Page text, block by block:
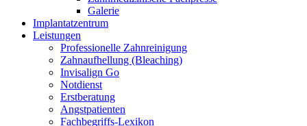
Galerie
Implantatzentrum
Leistungen
Professionelle Zahnreinigung
Zahnaufhellung (Bleaching)
Invisalign Go
Notdienst
Erstberatung
Angstpatienten
Fachbegriffs-Lexikon